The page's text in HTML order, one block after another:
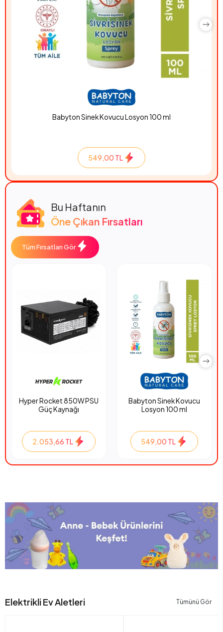
Babyton Sinek Kovucu Losyon 100 ml
549,00 TL
Bu Haftanın
Öne Çıkan Fırsatları
Tüm Fırsatları Gör
Hyper Rocket 850W PSU
Güç Kaynağı
2.053,66 TL
Babyton Sinek Kovucu
Losyon 100 ml
549,00 TL
Elektrikli Ev Aletleri Tümünü Gör